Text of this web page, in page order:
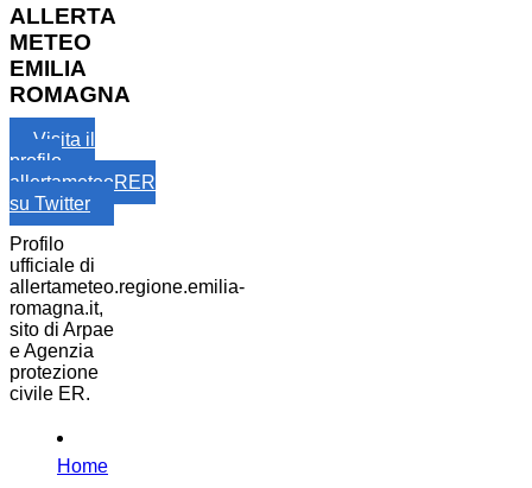
ALLERTA
METEO
EMILIA
ROMAGNA
Visita il
profilo
allertameteoRER
su Twitter
Profilo
ufficiale di
allertameteo.regione.emilia-
romagna.it,
sito di Arpae
e Agenzia
protezione
civile ER.
Home